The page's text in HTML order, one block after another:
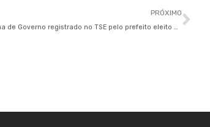
PRÓXIMO